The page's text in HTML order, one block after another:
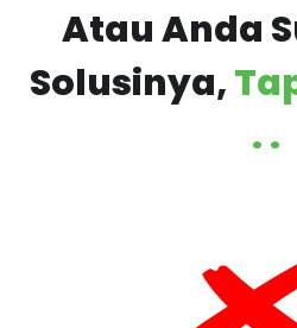
Atau Anda
Solusinya,
. .